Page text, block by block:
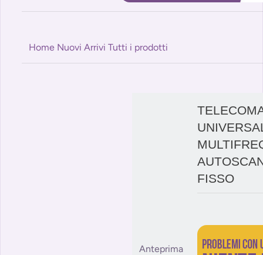
Home Nuovi Arrivi Tutti i prodotti
Anteprima
FISSO